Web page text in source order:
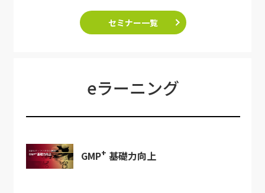
セミナー一覧
eラーニング
GMP+ 基礎力向上